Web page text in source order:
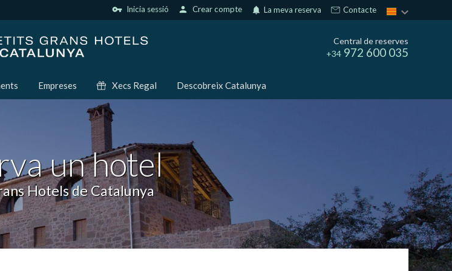
vpn_key Inicia sessió person Crear compte notifications La meva reserva Contacte
Central de reserves
+34 972 600 035
Empreses Xecs Regal Descobreix Catalunya
un hotel
Hotels de Catalunya
Sempre activades